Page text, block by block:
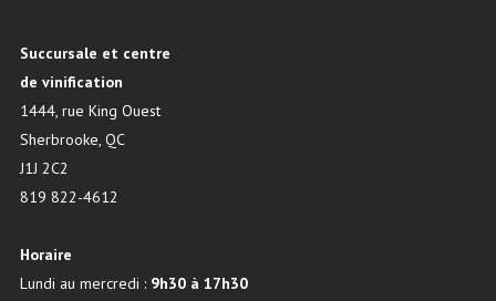
Succursale et centre
de vinification
1444, rue King Ouest
Sherbrooke, QC
J1J 2C2
819 822-4612
Horaire
Lundi au mercredi : 9h30 à 17h30